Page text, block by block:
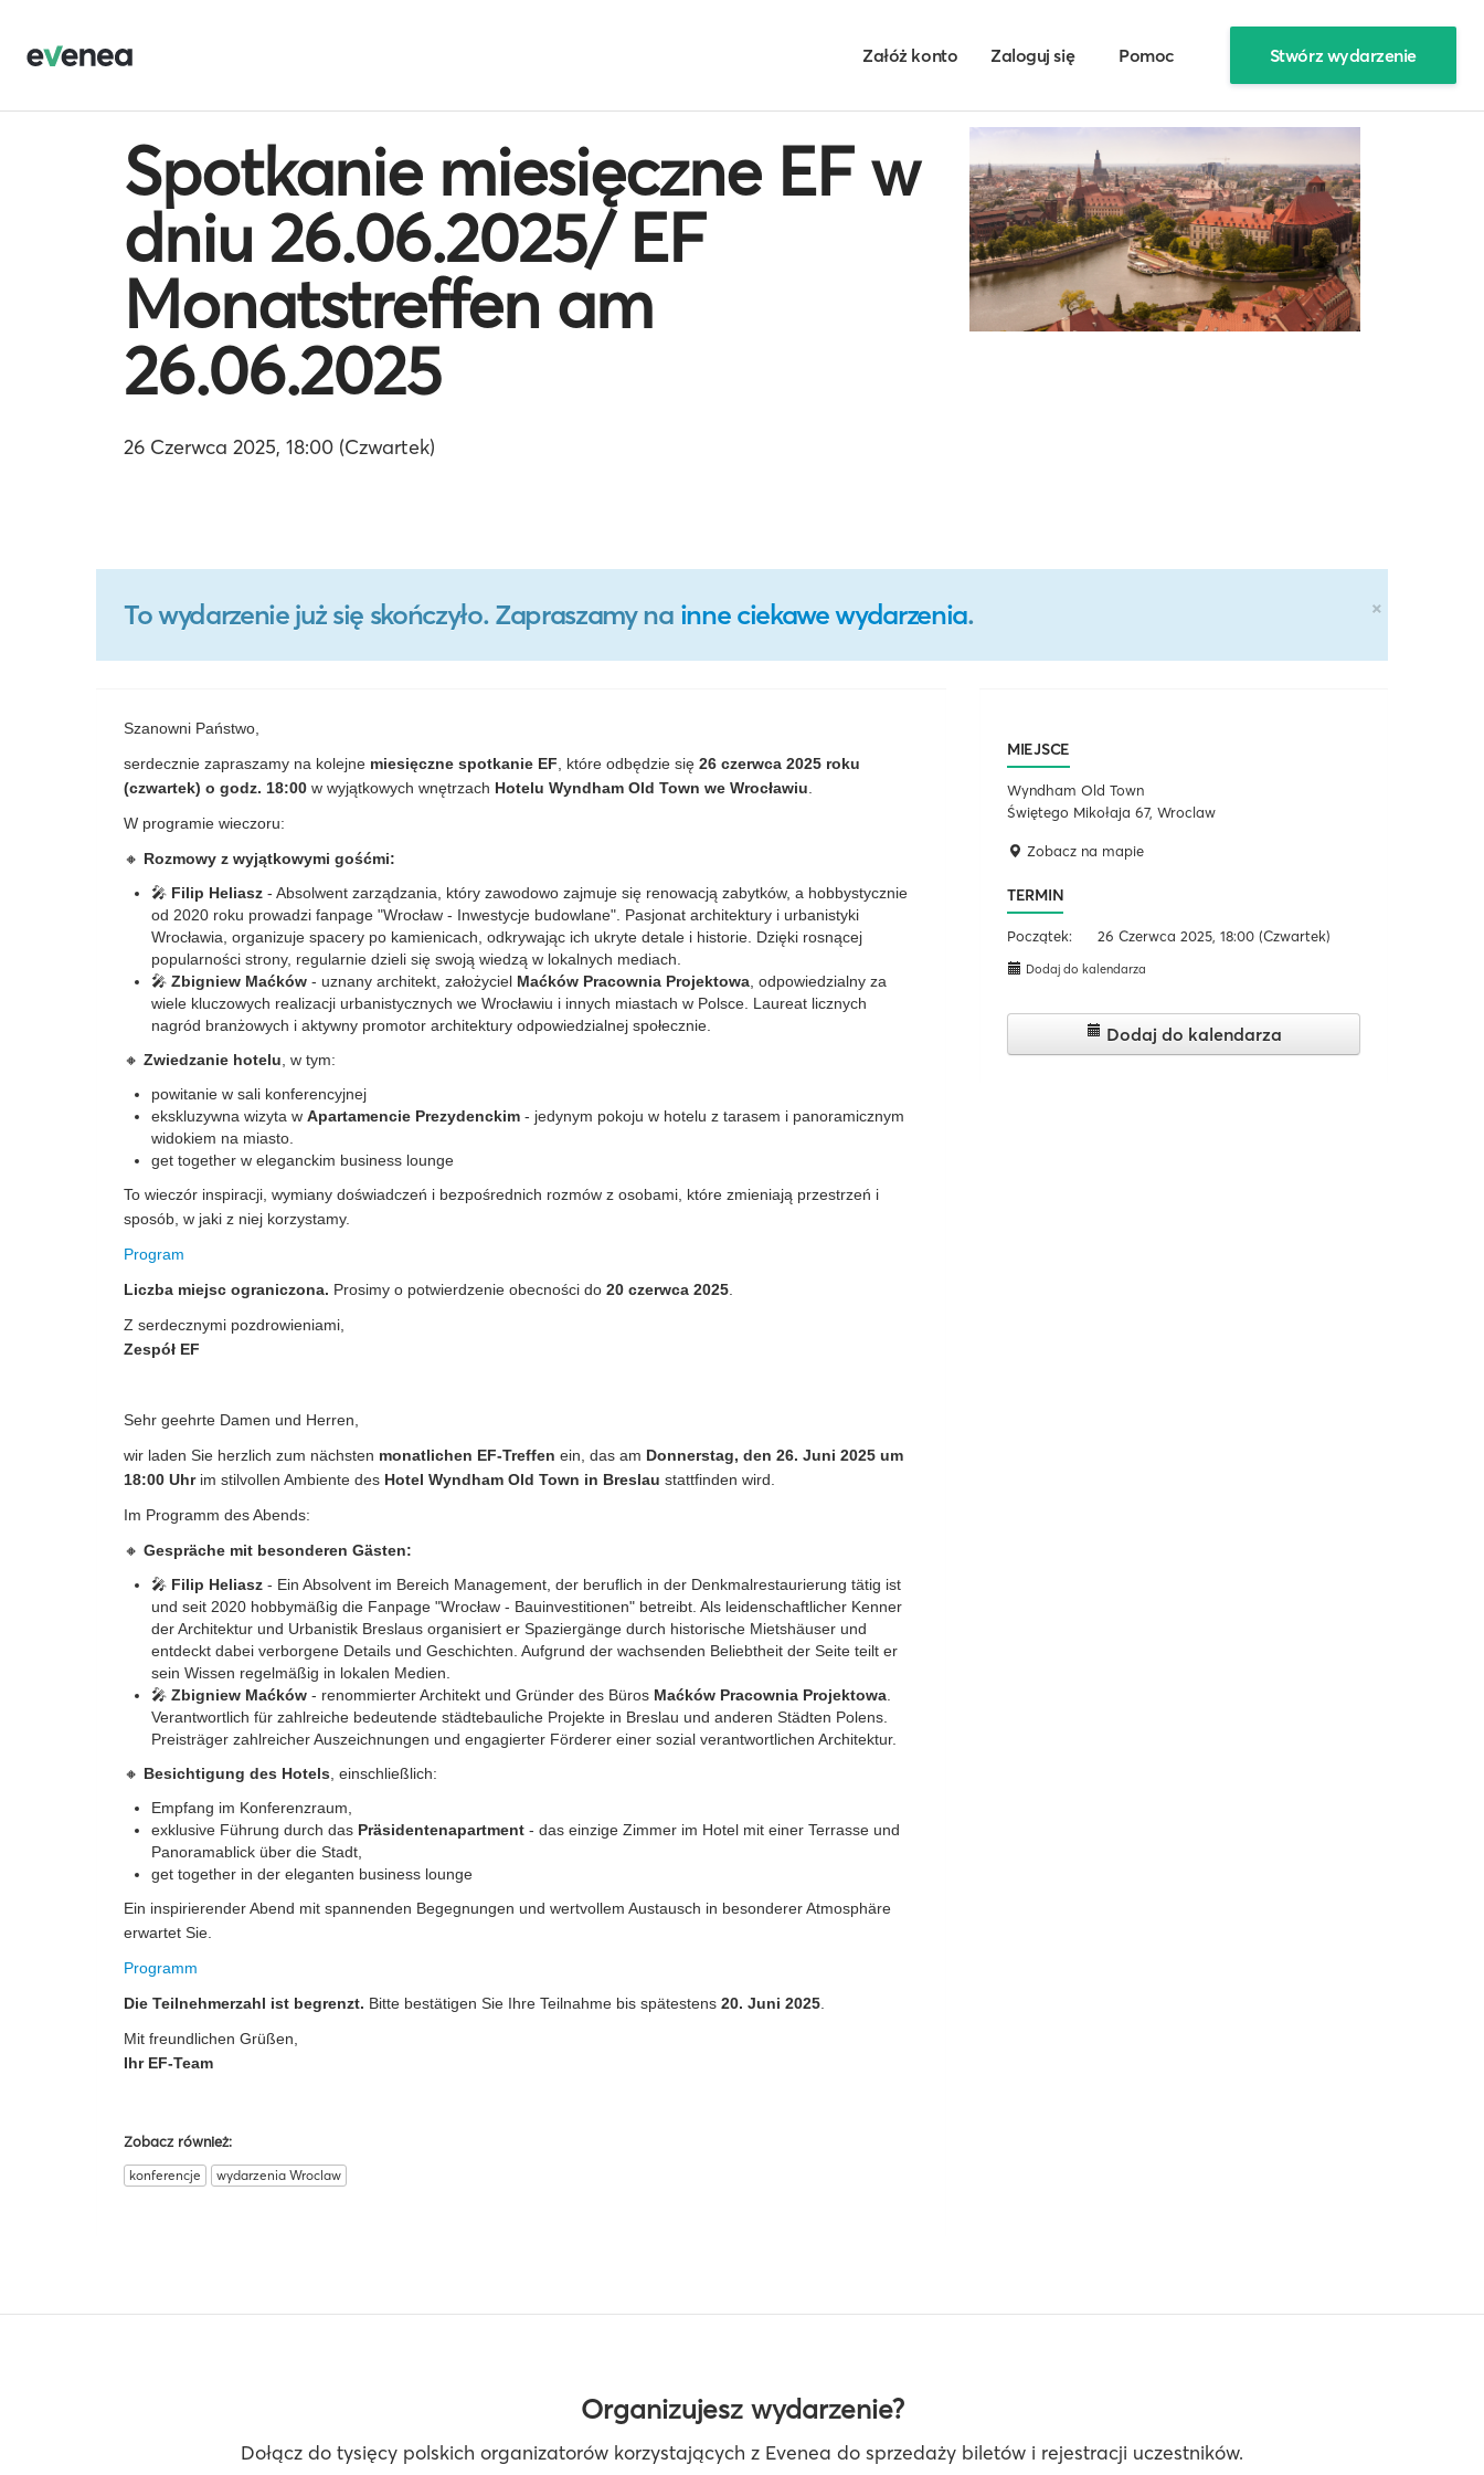
Załóż konto Zaloguj się Pomoc Stwórz wydarzenie
Spotkanie miesięczne EF w
dniu 26.06.2025/ EF
Monatstreffen am
26.06.2025
26 Czerwca 2025, 18:00 (Czwartek)
×
To wydarzenie już się skończyło. Zapraszamy na inne ciekawe wydarzenia.
Szanowni Państwo,
serdecznie zapraszamy na kolejne miesięczne spotkanie EF , które odbędzie się 26 czerwca 2025 roku
(czwartek) o godz. 18:00 w wyjątkowych wnętrzach Hotelu Wyndham Old Town we Wrocławiu
W programie wieczoru:
🔸 Rozmowy z wyjątkowymi gośćmi:
🎤 Filip Heliasz - Absolwent zarządzania, który zawodowo zajmuje się renowacją zabytków, a hobbystycznie
od 2020 roku prowadzi fanpage "Wrocław - Inwestycje budowlane". Pasjonat architektury i urbanistyki
Wrocławia, organizuje spacery po kamienicach, odkrywając ich ukryte detale i historie. Dzięki rosnącej
popularności strony, regularnie dzieli się swoją wiedzą w lokalnych mediach.
🎤 Zbigniew Maćków - uznany architekt, założyciel Maćków Pracownia Projektowa , odpowiedzialny za
wiele kluczowych realizacji urbanistycznych we Wrocławiu i innych miastach w Polsce. Laureat licznych
nagród branżowych i aktywny promotor architektury odpowiedzialnej społecznie.
🔸 Zwiedzanie hotelu , w tym:
powitanie w sali konferencyjnej
ekskluzywna wizyta w Apartamencie Prezydenckim - jedynym pokoju w hotelu z tarasem i panoramicznym
widokiem na miasto.
get together w eleganckim business lounge
To wieczór inspiracji, wymiany doświadczeń i bezpośrednich rozmów z osobami, które zmieniają przestrzeń i
sposób, w jaki z niej korzystamy.
Program
Liczba miejsc ograniczona. Prosimy o potwierdzenie obecności do 20 czerwca 2025
Z serdecznymi pozdrowieniami,
Zespół EF
Sehr geehrte Damen und Herren,
wir laden Sie herzlich zum nächsten monatlichen EF-Treffen ein, das am Donnerstag, den 26. Juni 2025 um
18:00 Uhrim stilvollen Ambiente des Hotel Wyndham Old Town in Breslau stattfinden wird.
Im Programm des Abends:
🔸 Gespräche mit besonderen Gästen:
🎤 Filip Heliasz - Ein Absolvent im Bereich Management, der beruflich in der Denkmalrestaurierung tätig ist
und seit 2020 hobbymäßig die Fanpage "Wrocław - Bauinvestitionen" betreibt. Als leidenschaftlicher Kenner
der Architektur und Urbanistik Breslaus organisiert er Spaziergänge durch historische Mietshäuser und
entdeckt dabei verborgene Details und Geschichten. Aufgrund der wachsenden Beliebtheit der Seite teilt er
sein Wissen regelmäßig in lokalen Medien.
🎤 Zbigniew Maćków - renommierter Architekt und Gründer des Büros Maćków Pracownia Projektowa
Verantwortlich für zahlreiche bedeutende städtebauliche Projekte in Breslau und anderen Städten Polens.
Preisträger zahlreicher Auszeichnungen und engagierter Förderer einer sozial verantwortlichen Architektur.
🔸 Besichtigung des Hotels , einschließlich:
Empfang im Konferenzraum,
exklusive Führung durch das Präsidentenapartment - das einzige Zimmer im Hotel mit einer Terrasse und
Panoramablick über die Stadt,
get together in der eleganten business lounge
Ein inspirierender Abend mit spannenden Begegnungen und wertvollem Austausch in besonderer Atmosphäre
erwartet Sie.
Programm
Die Teilnehmerzahl ist begrenzt. Bitte bestätigen Sie Ihre Teilnahme bis spätestens 20. Juni 2025
Mit freundlichen Grüßen,
Ihr EF-Team
Zobacz również:
konferencje wydarzenia Wroclaw
MIEJSCE
Wyndham Old Town
Świętego Mikołaja 67, Wroclaw
Zobacz na mapie
TERMIN
Początek: 26 Czerwca 2025, 18:00 (Czwartek)
Dodaj do kalendarza
Dodaj do kalendarza
Organizujesz wydarzenie?
Dołącz do tysięcy polskich organizatorów korzystających z Evenea do sprzedaży biletów i rejestracji uczestników.